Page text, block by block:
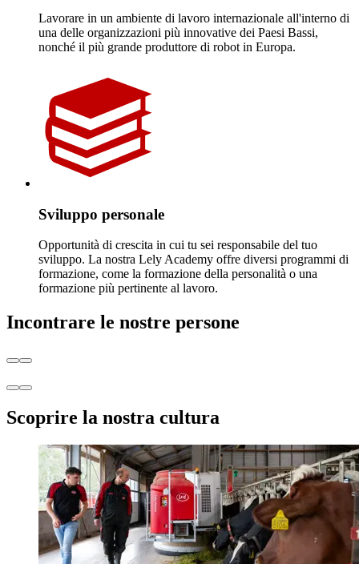
Lavorare in un ambiente di lavoro internazionale all'interno di
una delle organizzazioni più innovative dei Paesi Bassi,
nonché il più grande produttore di robot in Europa.
Sviluppo personale
Opportunità di crescita in cui tu sei responsabile del tuo
sviluppo. La nostra Lely Academy offre diversi programmi di
formazione, come la formazione della personalità o una
formazione più pertinente al lavoro.
Incontrare le nostre persone
Scoprire la nostra cultura